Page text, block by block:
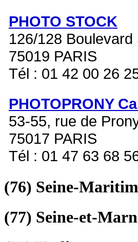
PHOTO STOCK
126/128 Boulevard
75019 PARIS
Tél : 01 42 00 26
PHOTOPRONY
53-55, rue de
75017 PARIS
Tél : 01 47 63 68
(76) Seine-
(77) Seine-et-